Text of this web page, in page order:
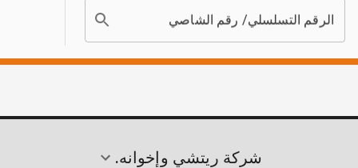
الرقم التسلسلي/ رقم الشاصي
شركة ريتشي وإخوانه.